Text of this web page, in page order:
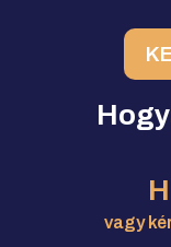
vagy